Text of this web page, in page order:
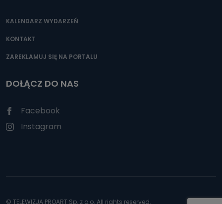
KALENDARZ WYDARZEŃ
KONTAKT
ZAREKLAMUJ SIĘ NA PORTALU
DOŁĄCZ DO NAS
Facebook
Instagram
© TELEWIZJA PROART Sp. z o.o. All rights reserved.